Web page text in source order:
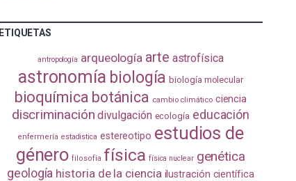
ETIQUETAS
antropología arqueología arte astrofísica
astronomía biología biología molecular
bioquímica botánica cambio climático ciencia
discriminación divulgación ecología educación
enfermería estadistica estereotipo estudios de
género filosofía física física nuclear genética
geología historia de la ciencia ilustración científica